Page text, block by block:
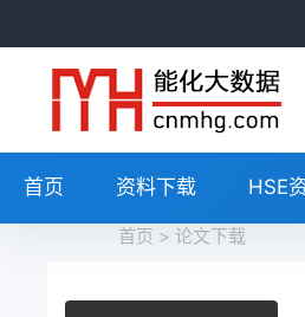
首页 资料下载 HSE
首页 > 论文下载